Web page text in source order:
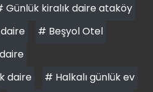
Günlük kiralık daire ataköy
# Beşyol Otel
daire
# Halkalı günlük ev